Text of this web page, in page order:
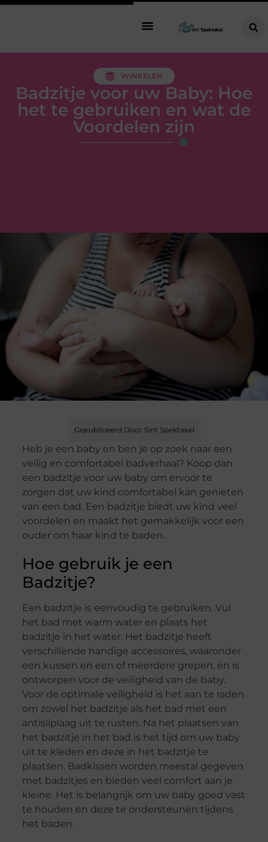
WINKELEN
Badzitje voor uw Baby: Hoe
het te gebruiken en wat de
Voordelen zijn
Gepubliceerd Door Sint Spektakel
Heb je een baby en ben je op zoek naar een
veilig en comfortabel badverhaal? Koop dan
een badzitje voor uw baby om ervoor te
zorgen dat uw kind comfortabel kan genieten
van een bad. Een badzitje biedt uw kind veel
voordelen en maakt het gemakkelijk voor een
ouder om haar kind te baden.
Hoe gebruik je een
Badzitje?
Een badzitje is eenvoudig te gebruiken. Vul
het bad met warm water en plaats het
badzitje in het water. Het badzitje heeft
verschillende handige accessoires, waaronder
een kussen en een of meerdere grepen, en is
ontworpen voor de veiligheid van de baby.
Voor de optimale veiligheid is het aan te raden
om zowel het badzitje als het bad met een
antisliplaag uit te rusten. Na het plaatsen van
het badzitje in het bad is het tijd om uw baby
uit te kleden en deze in het badzitje te
plaatsen. Badkissen worden meestal gegeven
met badzitjes en bieden veel comfort aan je
kleine. Het is belangrijk om uw baby goed vast
te houden en deze te ondersteunen tijdens
het baden.